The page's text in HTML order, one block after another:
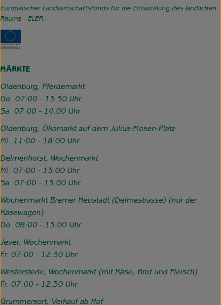
Europäischer Landwirtschaftsfonds für die Entwicklung des ländlichen
Raums - ELER.
MÄRKTE
Oldenburg, Pferdemarkt
Do. 07:00 - 13:30 Uhr
Sa. 07:00 - 14:00 Uhr
Oldenburg, Ökomarkt auf dem Julius-Mosen-Platz
Mi. 11:00 - 18:00 Uhr
Delmenhorst, Wochenmarkt
Mi. 07:00 - 13:00 Uhr
Sa. 07:00 - 13:00 Uhr
Wochenmarkt Bremer Neustadt (Delmestrasse) (nur der
Käsewagen)
Do. 08:00 - 13:00 Uhr
Jever, Wochenmarkt
Fr. 07:00 - 12:30 Uhr
Westerstede, Wochenmarkt (mit Käse, Brot und Fleisch)
Fr. 07:00 - 12:30 Uhr
Grummersort, Verkauf ab Hof